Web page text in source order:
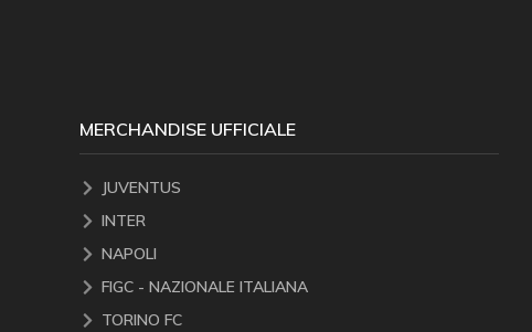
MERCHANDISE UFFICIALE
JUVENTUS
INTER
NAPOLI
FIGC - NAZIONALE ITALIANA
TORINO FC